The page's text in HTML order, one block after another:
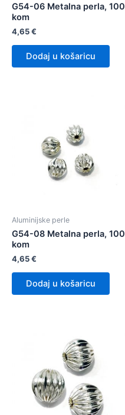
G54-06 Metalna perla, 100
kom
4,65€
Dodaj u košaricu
Aluminijske perle
G54-08 Metalna perla, 100
kom
4,65€
Dodaj u košaricu